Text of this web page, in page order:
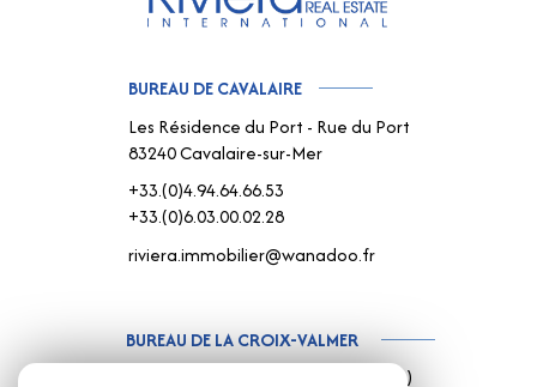
BUREAU DE CAVALAIRE
Les Résidence du Port - Rue du Port
83240 Cavalaire-sur-Mer
+33.(0)4.94.64.66.53
+33.(0)6.03.00.02.28
riviera.immobilier@wanadoo.fr
BUREAU DE LA CROIX-VALMER
187 Rue Louis Martin ( Rue centrale )